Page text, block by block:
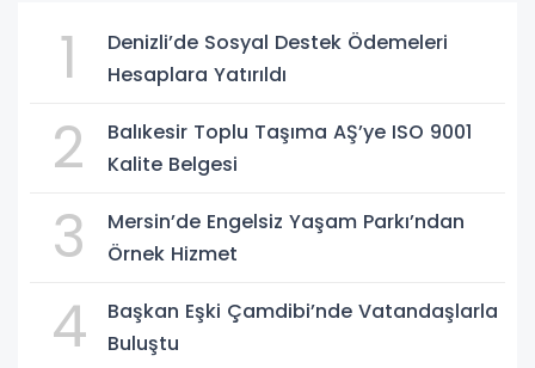
1
Denizli’de Sosyal Destek Ödemeleri
Hesaplara Yatırıldı
2
Balıkesir Toplu Taşıma AŞ’ye ISO 9001
Kalite Belgesi
3
Mersin’de Engelsiz Yaşam Parkı’ndan
Örnek Hizmet
4
Başkan Eşki Çamdibi’nde Vatandaşlarla
Buluştu